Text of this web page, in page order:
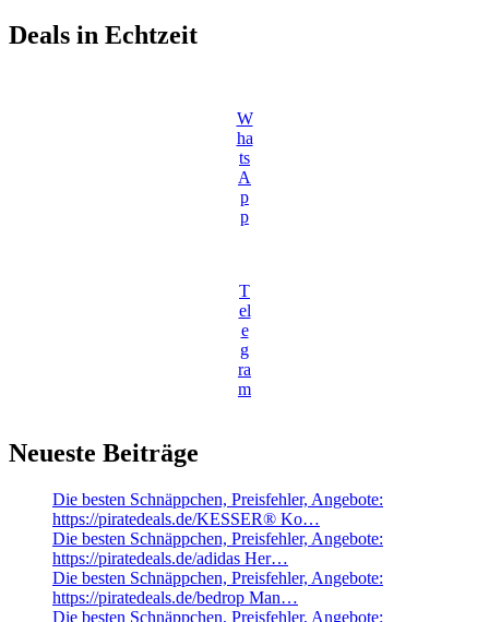
Deals in Echtzeit
W
ha
ts
A
p
p
T
el
e
g
ra
m
Neueste Beiträge
Die besten Schnäppchen, Preisfehler, Angebote:
https://piratedeals.de/KESSER® Ko…
Die besten Schnäppchen, Preisfehler, Angebote:
https://piratedeals.de/adidas Her…
Die besten Schnäppchen, Preisfehler, Angebote:
https://piratedeals.de/bedrop Man…
Die besten Schnäppchen, Preisfehler, Angebote: